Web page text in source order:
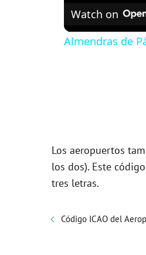
Watch on
Almendras de
Los aeropuertos
los dos). Este
tres letras.
Código ICAO del